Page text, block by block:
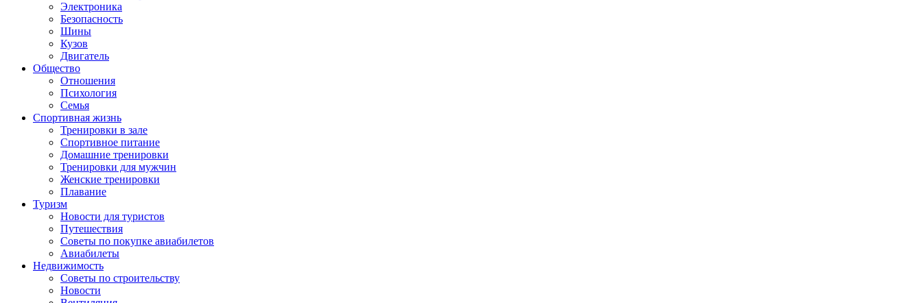
Электроника
Безопасность
Шины
Кузов
Двигатель
Общество
Отношения
Психология
Семья
Спортивная жизнь
Тренировки в зале
Спортивное питание
Домашние тренировки
Тренировки для мужчин
Женские тренировки
Плавание
Туризм
Новости для туристов
Путешествия
Советы по покупке авиабилетов
Авиабилеты
Недвижимость
Советы по строительству
Новости